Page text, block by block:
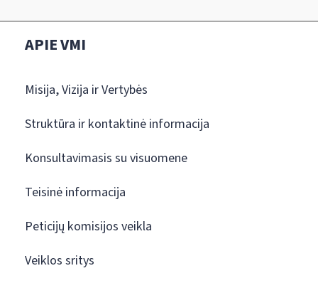
APIE VMI
Misija, Vizija ir Vertybės
Struktūra ir kontaktinė informacija
Konsultavimasis su visuomene
Teisinė informacija
Peticijų komisijos veikla
Veiklos sritys